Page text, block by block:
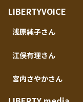
LIBERTYVOICE
浅原純子さん
江俣有理さん
宮内さやかさん